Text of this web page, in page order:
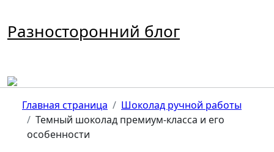
содержимому
Разносторонний блог
Главная страница
Шоколад ручной работы
Темный шоколад премиум-класса и его
особенности